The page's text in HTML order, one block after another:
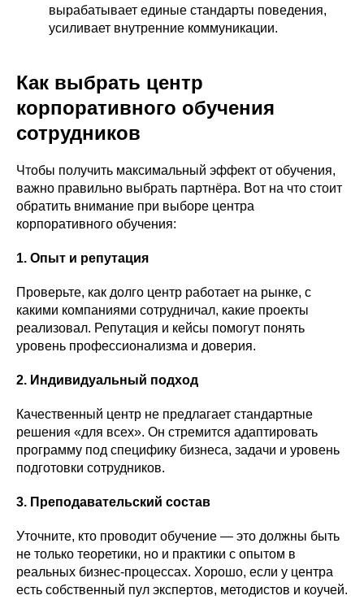
вырабатывает единые стандарты поведения,
усиливает внутренние коммуникации.
Как выбрать центр
корпоративного обучения
сотрудников
Чтобы получить максимальный эффект от обучения,
важно правильно выбрать партнёра. Вот на что стоит
обратить внимание при выборе центра
корпоративного обучения:
1. Опыт и репутация
Проверьте, как долго центр работает на рынке, с
какими компаниями сотрудничал, какие проекты
реализовал. Репутация и кейсы помогут понять
уровень профессионализма и доверия.
2. Индивидуальный подход
Качественный центр не предлагает стандартные
решения «для всех». Он стремится адаптировать
программу под специфику бизнеса, задачи и уровень
подготовки сотрудников.
3. Преподавательский состав
Уточните, кто проводит обучение — это должны быть
не только теоретики, но и практики с опытом в
реальных бизнес-процессах. Хорошо, если у центра
есть собственный пул экспертов, методистов и коучей.